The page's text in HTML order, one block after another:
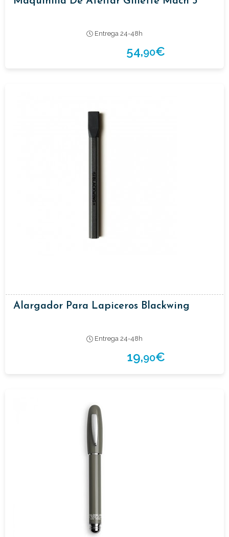
Entrega 24-48h
54,90€
Alargador Para Lapiceros Blackwing
Entrega 24-48h
19,90€